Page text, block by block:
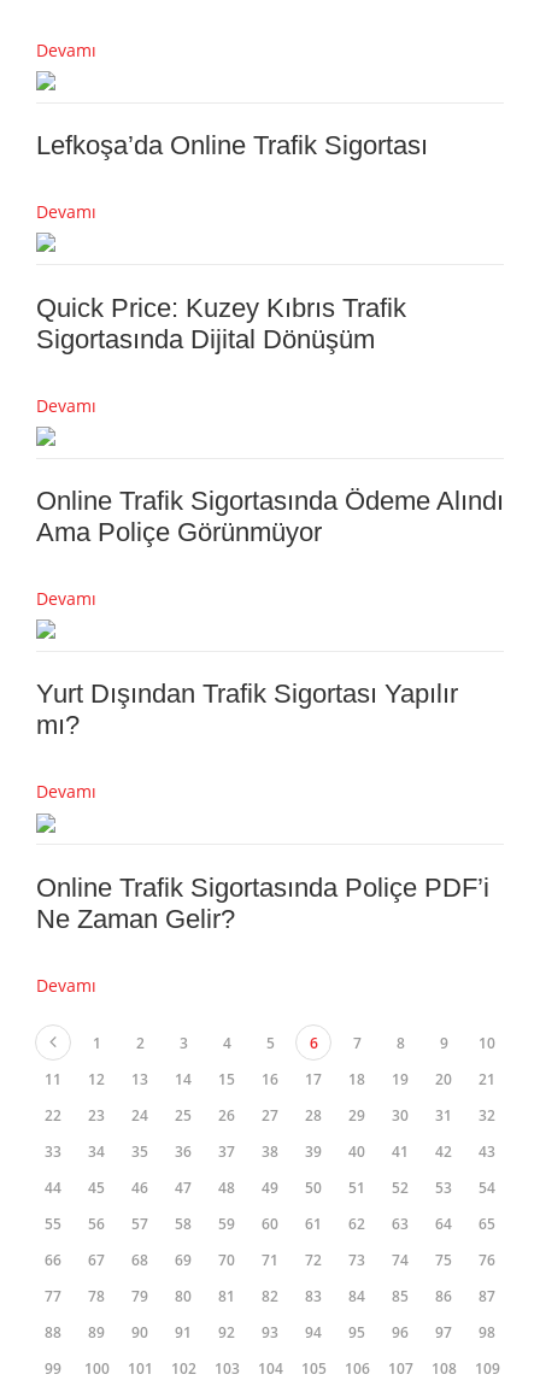
Devamı
Lefkoşa’da Online Trafik Sigortası
Devamı
Quick Price: Kuzey Kıbrıs Trafik
Sigortasında Dijital Dönüşüm
Devamı
Online Trafik Sigortasında Ödeme Alındı
Ama Poliçe Görünmüyor
Devamı
Yurt Dışından Trafik Sigortası Yapılır
mı?
Devamı
Online Trafik Sigortasında Poliçe PDF’i
Ne Zaman Gelir?
Devamı
1 2 3 4 5 6 7 8 9
10
11
12 13 14 15 16 17 18 19 20
21
22
23 24 25 26 27 28 29 30 31
32
33
34 35 36 37 38 39 40 41 42
43
44
45 46 47 48 49 50 51 52 53
54
55
56 57 58 59 60 61 62 63 64
65
66
67 68 69 70 71 72 73 74 75
76
77
78 79 80 81 82 83 84 85 86
87
88
89 90 91 92 93 94 95 96 97
98
99
100 101 102 103 104 105 106 107 108
109